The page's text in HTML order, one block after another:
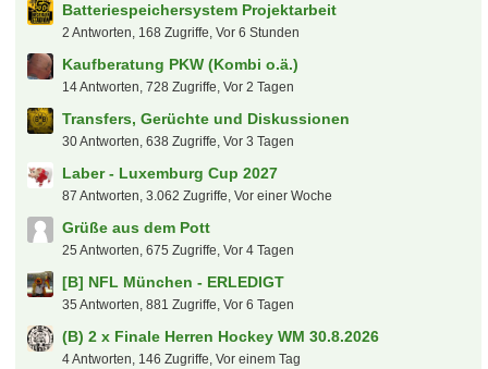
Batteriespeichersystem Projektarbeit
2 Antworten, 168 Zugriffe, Vor 6 Stunden
Kaufberatung PKW (Kombi o.ä.)
14 Antworten, 728 Zugriffe, Vor 2 Tagen
Transfers, Gerüchte und Diskussionen
30 Antworten, 638 Zugriffe, Vor 3 Tagen
Laber - Luxemburg Cup 2027
87 Antworten, 3.062 Zugriffe, Vor einer Woche
Grüße aus dem Pott
25 Antworten, 675 Zugriffe, Vor 4 Tagen
[B] NFL München - ERLEDIGT
35 Antworten, 881 Zugriffe, Vor 6 Tagen
(B) 2 x Finale Herren Hockey WM 30.8.2026
4 Antworten, 146 Zugriffe, Vor einem Tag